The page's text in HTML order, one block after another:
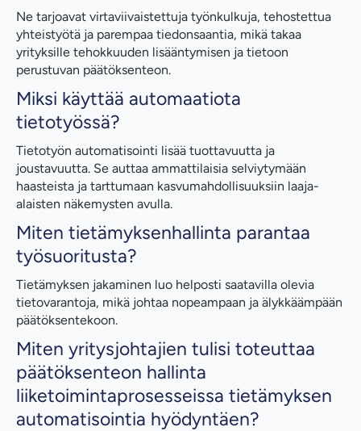
Ne tarjoavat virtaviivaistettuja työnkulkuja, tehostettua
yhteistyötä ja parempaa tiedonsaantia, mikä takaa
yrityksille tehokkuuden lisääntymisen ja tietoon
perustuvan päätöksenteon.
Miksi käyttää automaatiota
tietotyössä?
Tietotyön automatisointi lisää tuottavuutta ja
joustavuutta. Se auttaa ammattilaisia selviytymään
haasteista ja tarttumaan kasvumahdollisuuksiin laaja-
alaisten näkemysten avulla.
Miten tietämyksenhallinta parantaa
työsuoritusta?
Tietämyksen jakaminen luo helposti saatavilla olevia
tietovarantoja, mikä johtaa nopeampaan ja älykkäämpään
päätöksentekoon.
Miten yritysjohtajien tulisi toteuttaa
päätöksenteon hallinta
liiketoimintaprosesseissa tietämyksen
automatisointia hyödyntäen?